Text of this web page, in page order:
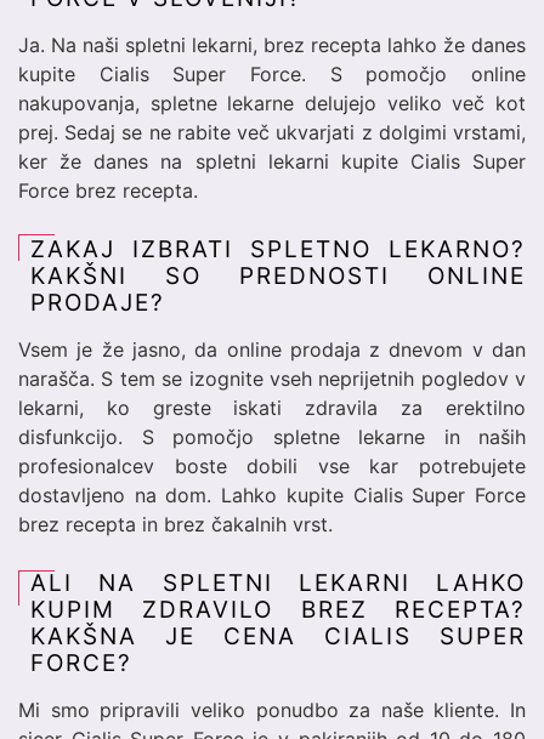
Ja. Na naši spletni lekarni, brez recepta lahko že danes
kupite Cialis Super Force. S pomočjo online
nakupovanja, spletne lekarne delujejo veliko več kot
prej. Sedaj se ne rabite več ukvarjati z dolgimi vrstami,
ker že danes na spletni lekarni kupite Cialis Super
Force brez recepta.
ZAKAJ IZBRATI SPLETNO LEKARNO?
KAKŠNI SO PREDNOSTI ONLINE
PRODAJE?
Vsem je že jasno, da online prodaja z dnevom v dan
narašča. S tem se izognite vseh neprijetnih pogledov v
lekarni, ko greste iskati zdravila za erektilno
disfunkcijo. S pomočjo spletne lekarne in naših
profesionalcev boste dobili vse kar potrebujete
dostavljeno na dom. Lahko kupite Cialis Super Force
brez recepta in brez čakalnih vrst.
ALI NA SPLETNI LEKARNI LAHKO
KUPIM ZDRAVILO BREZ RECEPTA?
KAKŠNA JE CENA CIALIS SUPER
FORCE?
Mi smo pripravili veliko ponudbo za naše kliente. In